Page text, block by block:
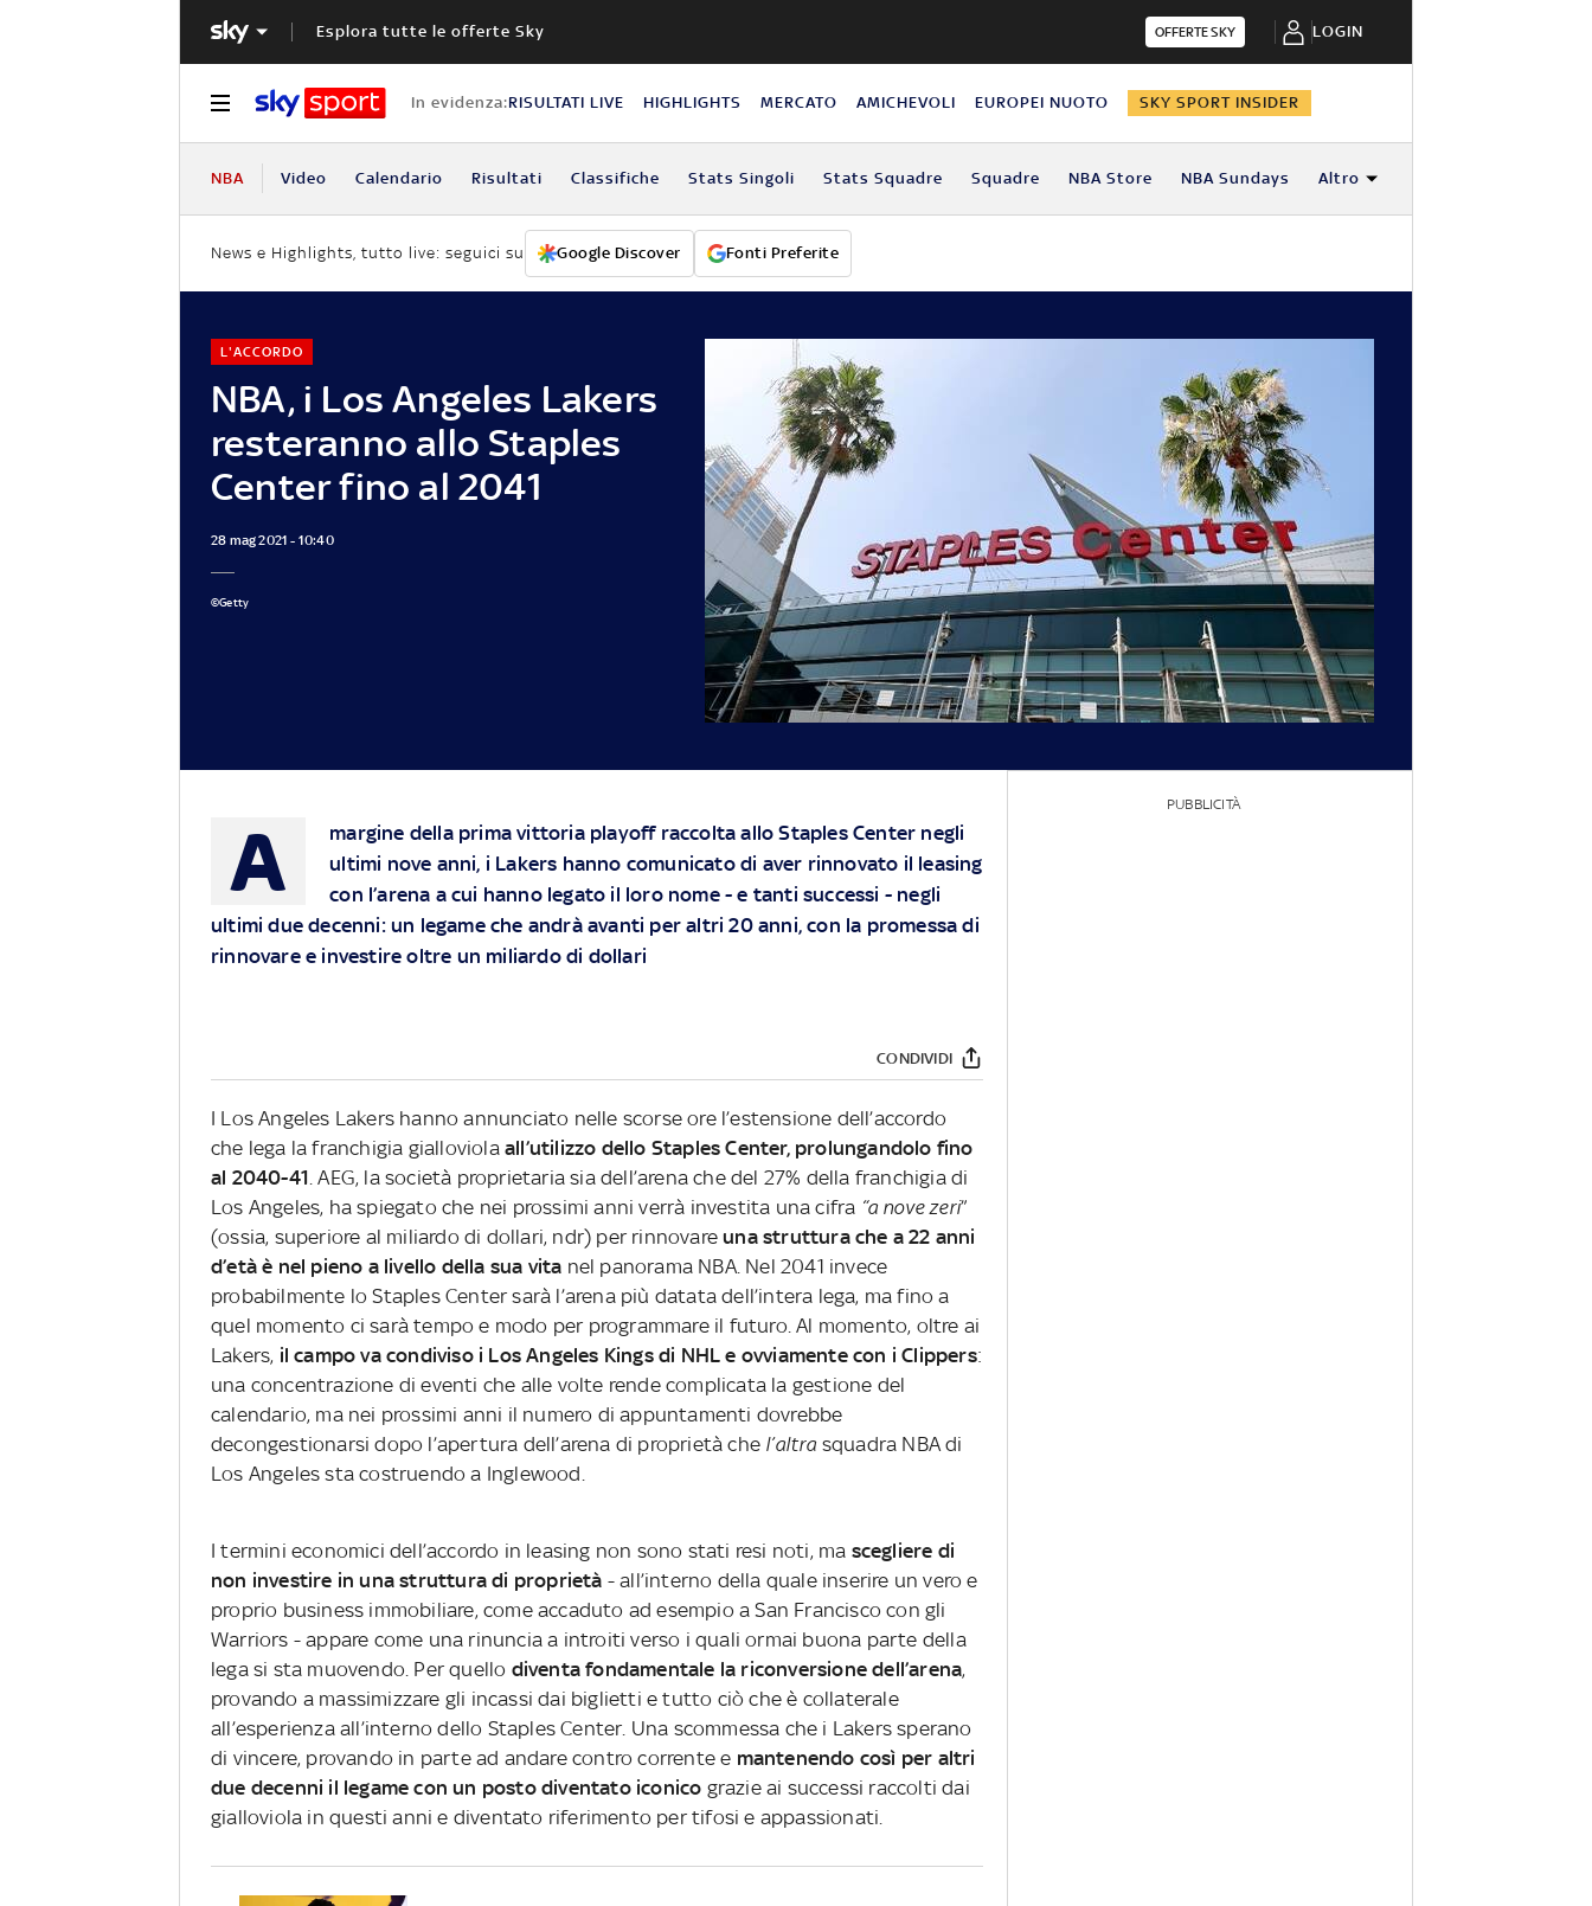
Esplora tutte le offerte Sky OFFERTE SKY LOGIN
In evidenza:RISULTATI LIVE HIGHLIGHTS MERCATO AMICHEVOLI EUROPEI NUOTO SKY SPORT INSIDER
NBA Video Calendario Risultati Classifiche Stats Singoli Stats Squadre Squadre NBA Store NBA Sundays Altro
News e Highlights, tutto live: seguici su Google Discover Fonti Preferite
NBA, i Los Angeles Lakers
resteranno allo Staples
Center fino al 2041
L'ACCORDO
28 mag 2021 - 10:40
©Getty
A
margine della prima vittoria playoff raccolta allo Staples Center negli
ultimi nove anni, i Lakers hanno comunicato di aver rinnovato il leasing
con l’arena a cui hanno legato il loro nome - e tanti successi - negli
ultimi due decenni: un legame che andrà avanti per altri 20 anni, con la promessa di
rinnovare e investire oltre un miliardo di dollari
CONDIVIDI
I Los Angeles Lakers hanno annunciato nelle scorse ore l’estensione dell’accordo
che lega la franchigia gialloviola all’utilizzo dello Staples Center, prolungandolo fino
al 2040-41. AEG, la società proprietaria sia dell’arena che del 27% della franchigia di
Los Angeles, ha spiegato che nei prossimi anni verrà investita una cifra “a nove zeri”
(ossia, superiore al miliardo di dollari, ndr) per rinnovareuna struttura che a 22 anni
d’età è nel pieno a livello della sua vita nel panorama NBA. Nel 2041 invece
probabilmente lo Staples Center sarà l’arena più datata dell’intera lega, ma fino a
quel momento ci sarà tempo e modo per programmare il futuro. Al momento, oltre ai
Lakers, il campo va condiviso i Los Angeles Kings di NHL e ovviamente con i Clippers:
una concentrazione di eventi che alle volte rende complicata la gestione del
calendario, ma nei prossimi anni il numero di appuntamenti dovrebbe
decongestionarsi dopo l’apertura dell’arena di proprietà che l’altrasquadra NBA di
Los Angeles sta costruendo a Inglewood.
I termini economici dell’accordo in leasing non sono stati resi noti, ma scegliere di
non investire in una struttura di proprietà - all’interno della quale inserire un vero e
proprio business immobiliare, come accaduto ad esempio a San Francisco con gli
Warriors - appare come una rinuncia a introiti verso i quali ormai buona parte della
lega si sta muovendo. Per quello diventa fondamentale la riconversione dell’arena,
provando a massimizzare gli incassi dai biglietti e tutto ciò che è collaterale
all’esperienza all’interno dello Staples Center. Una scommessa che i Lakers sperano
di vincere, provando in parte ad andare contro corrente e mantenendo così per altri
due decenni il legame con un posto diventato iconico grazie ai successi raccolti dai
gialloviola in questi anni e diventato riferimento per tifosi e appassionati.
PUBBLICITÀ